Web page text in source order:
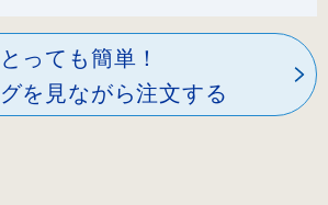
とっても簡単！
を見ながら注文する